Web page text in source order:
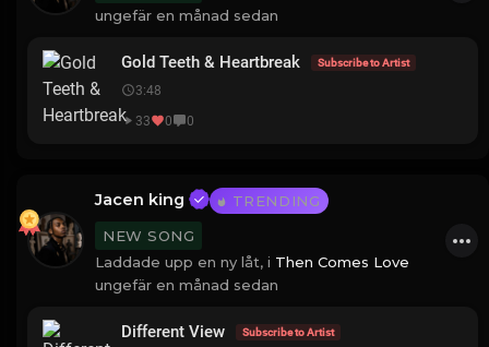
ungefär en månad sedan
Gold Teeth & Heartbreak Subscribe to Artist
3:48
33
0 0
Jacen king
TRENDING
NEW SONG
Laddade upp en ny låt, i Then Comes Love
ungefär en månad sedan
Different View Subscribe to Artist